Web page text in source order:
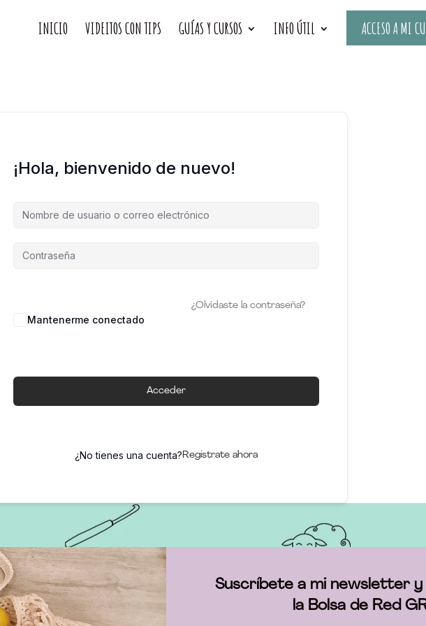
INICIO VIDEITOS CON TIPS GUÍAS Y CURSOS INFO ÚTIL ACCESO A MI
¡Hola, bienvenido de nuevo!
Mantenerme conectado
¿Olvidaste la contraseña?
Acceder
¿No tienes una cuenta?Regístrate ahora
Suscríbete a mi newsletter y
la Bolsa de Red